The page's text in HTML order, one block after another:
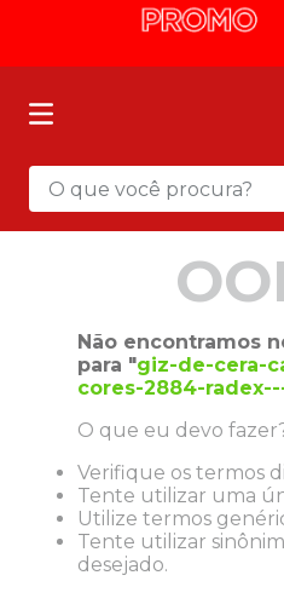
O que você procura?
Não encontramos
para "giz-de-cera-
cores-2884-
O que eu devo
Verifique os termos
Tente utilizar uma
Utilize termos
Tente utilizar
desejado.